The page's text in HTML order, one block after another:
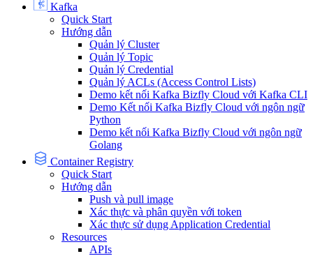
Kafka
Quick Start
Hướng dẫn
Quản lý Cluster
Quản lý Topic
Quản lý Credential
Quản lý ACLs (Access Control Lists)
Demo kết nối Kafka Bizfly Cloud với Kafka CLI
Demo Kết nối Kafka Bizfly Cloud với ngôn ngữ
Python
Demo kết nối Kafka Bizfly Cloud với ngôn ngữ
Golang
Container Registry
Quick Start
Hướng dẫn
Push và pull image
Xác thực và phân quyền với token
Xác thực sử dụng Application Credential
Resources
APIs